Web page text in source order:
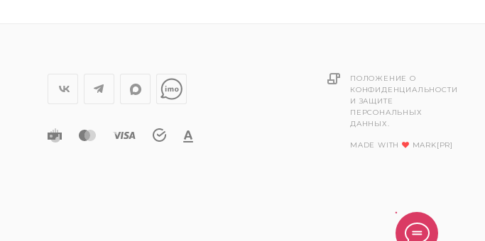
ПОЛОЖЕНИЕ О
КОНФИДЕНЦИАЛЬНОСТИ
И ЗАЩИТЕ
ПЕРСОНАЛЬНЫХ
ДАННЫХ.
MADE WITH MARK[PR]